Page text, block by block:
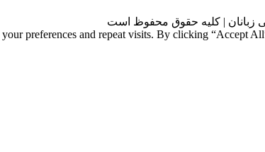
زبانان | کلیه حقوق محفوظ است
preferences and repeat visits. By clicking “Accept